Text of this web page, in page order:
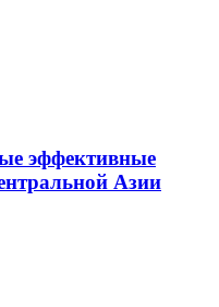
эффективные
Азии